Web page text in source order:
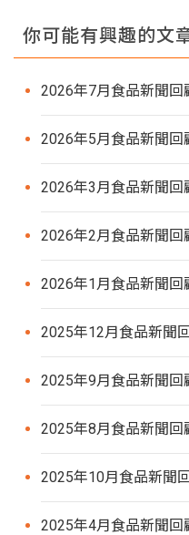
你可能有興趣的文
2026年7月食品新聞回
2026年5月食品新聞回
2026年3月食品新聞回
2026年2月食品新聞回
2026年1月食品新聞回
2025年12月食品新聞
2025年9月食品新聞回
2025年8月食品新聞回
2025年10月食品新聞
2025年4月食品新聞回